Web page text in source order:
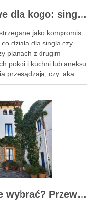
Mieszkanie 2-pokojowe dla kogo: singiel, para i młoda rodzina – na co zwrócić uwagę przy wyborze, metrażu i kosztach utrzymania
jako kompromis
działa dla singla czy
planach z drugim
pokoi i kuchni lub aneksu
przesądzają, czy taka
praktyce budżet zależy …
Jakie drzwi drewniane wybrać? Przewodnik po gatunkach, konstrukcji i stylach